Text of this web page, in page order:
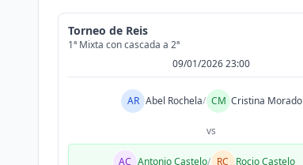
Torneo de Reis
1ª Mixta con cascada a 2ª
09/01/2026 23:00
AR Abel Rochela/ CM Cristina Morado
vs
AC Antonio Castelo/ RC Rocio Castelo